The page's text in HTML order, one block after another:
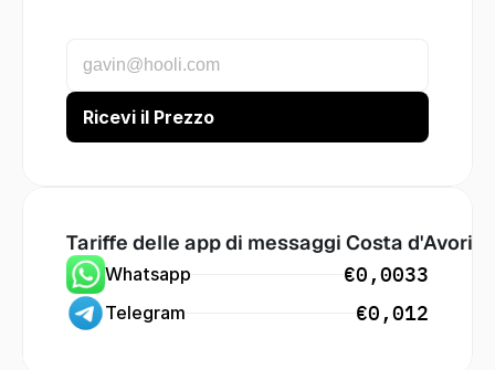
Tariffe delle app di messaggi Costa d'Avorio
Whatsapp €0,0033
Telegram €0,012